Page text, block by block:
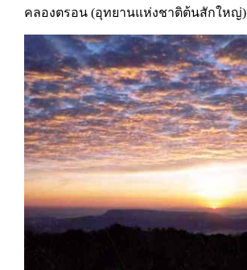
คลองตรอน (อุทยานแห่งชาติต้นสักใหญ่)